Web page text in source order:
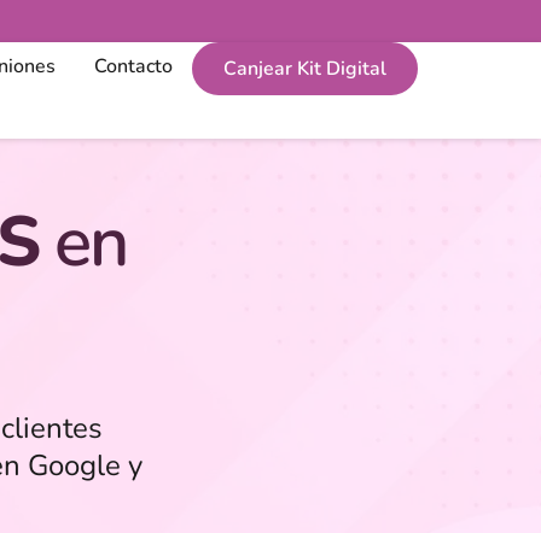
Contacto Canjear Kit Digital
en
Google y